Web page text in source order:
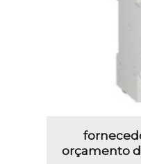
orçamento